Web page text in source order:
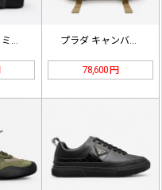
プラダ Route ミディアム レザ… プラダ キャンバス ショルダーバッグ…
78,600 円